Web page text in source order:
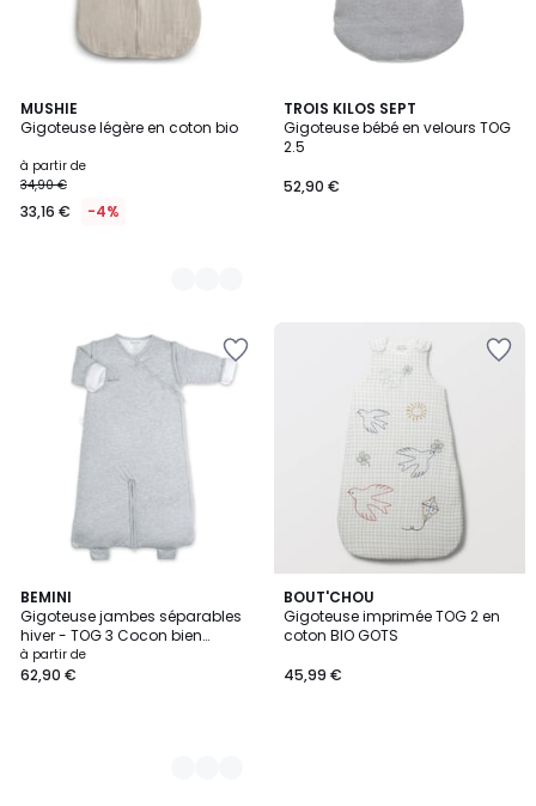
MUSHIE
Gigoteuse légère en coton bio
à partir de
34,90 €
33,16 € -4%
4
Couleurs
TROIS KILOS SEPT
Gigoteuse bébé en velours TOG
2.5
52,90 €
BEMINI
Gigoteuse jambes séparables
hiver - TOG 3 Cocon bien
chaud
à partir de
62,90 €
13
Couleurs
BOUT'CHOU
Gigoteuse imprimée TOG 2 en
coton BIO GOTS
45,99 €